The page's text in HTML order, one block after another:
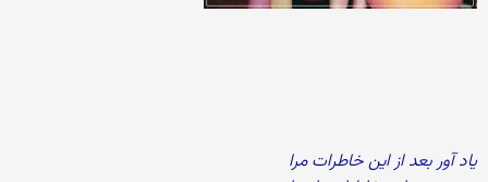
یاد آور بعد از این خاطرات مرا